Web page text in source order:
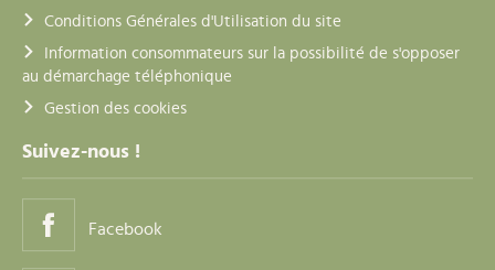
Conditions Générales d'Utilisation du site
Information consommateurs sur la possibilité de s'opposer
au démarchage téléphonique
Gestion des cookies
Suivez-nous !
Facebook